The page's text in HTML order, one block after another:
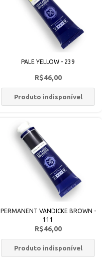
PALE YELLOW - 239
R$46,00
Produto indisponível
PERMANENT VANDICKE BROWN -
111
R$46,00
Produto indisponível